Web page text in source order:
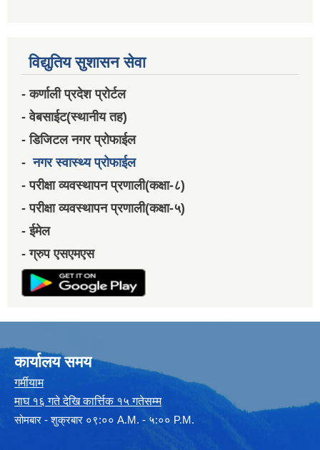
विद्युतिय सुशासन सेवा
- कर्णाली प्रदेश प्रोर्टल
- वेबसाईट(स्थानीय तह)
- डिजिटल नगर प्रोफाईल
-नगर स्वास्थ्य प्रोफाईल
- परीक्षा व्यवस्थापन प्रणाली(कक्षा-८)
- परीक्षा व्यवस्थापन प्रणाली(कक्षा-५)
- ईमेल
- ग्रुप एसएमएस
कार्यालय समय
गर्मीयाम
माघ १६ गते देखि कार्त्तिक १५ गतेसम्म
सोमबार - शुक्रबार ०९:०० A.M. - ५:०० P.M.